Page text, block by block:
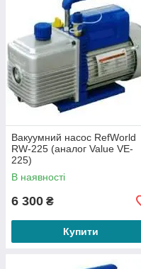
Вакуумний насос RefWorld
RW-225 (аналог Value VE-
225)
В наявності
6 300 ₴
Купити